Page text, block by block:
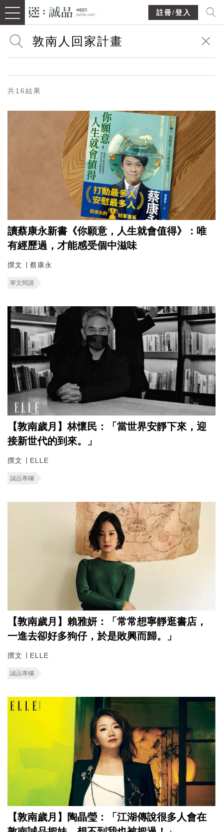
註冊/登入
共16結果
讀蔡康永新書《你願意，人生就會值得》：唯
有經歷過，才能感受個中滋味
撰文 ∣ 蔡康永
華文閱讀
【敦南歲月】林懷民：「當世界安靜下來，迎
接新世代的到來。」
撰文 ∣ ELLE
誠品專欄
【敦南歲月】賴雅妍：「常常想寧靜逛書店，
一進去卻好多狗仔，於是敗興而歸。」
撰文 ∣ ELLE
誠品專欄
【敦南歲月】陶晶瑩：「江湖傳說很多人會在